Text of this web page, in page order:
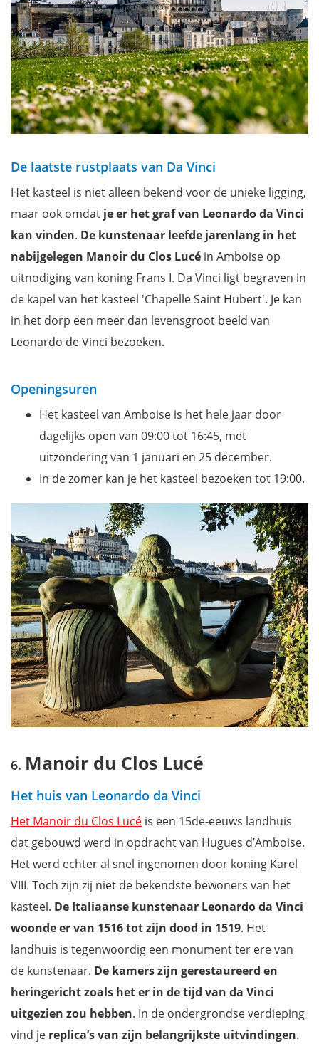
De laatste rustplaats van Da Vinci
Het kasteel is niet alleen bekend voor de unieke ligging,
maar ook omdat je er het graf van Leonardo da Vinci
kan vinden. De kunstenaar leefde jarenlang in het
nabijgelegen Manoir du Clos Lucé in Amboise op
uitnodiging van koning Frans I. Da Vinci ligt begraven in
de kapel van het kasteel 'Chapelle Saint Hubert'. Je kan
in het dorp een meer dan levensgroot beeld van
Leonardo de Vinci bezoeken.
Openingsuren
Het kasteel van Amboise is het hele jaar door
dagelijks open van 09:00 tot 16:45, met
uitzondering van 1 januari en 25 december.
In de zomer kan je het kasteel bezoeken tot 19:00.
Manoir du Clos Lucé
Het huis van Leonardo da Vinci
Het Manoir du Clos Lucé is een 15de-eeuws landhuis
dat gebouwd werd in opdracht van Hugues d’Amboise.
Het werd echter al snel ingenomen door koning Karel
VIII. Toch zijn zij niet de bekendste bewoners van het
kasteel. De Italiaanse kunstenaar Leonardo da Vinci
woonde er van 1516 tot zijn dood in 1519. Het
landhuis is tegenwoordig een monument ter ere van
de kunstenaar. De kamers zijn gerestaureerd en
heringericht zoals het er in de tijd van da Vinci
uitgezien zou hebben. In de ondergrondse verdieping
vind je replica’s van zijn belangrijkste uitvindingen.